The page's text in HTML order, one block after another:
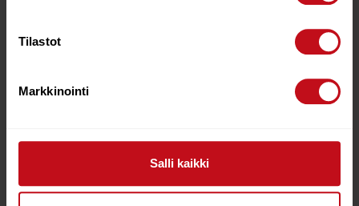
Tilastot
Markkinointi
Salli kaikki
€419.00 990.00